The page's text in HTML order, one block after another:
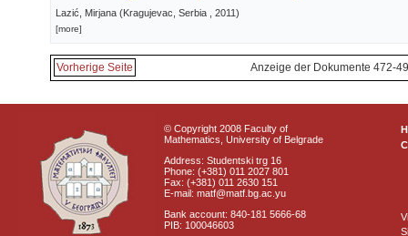
Lazić, Mirjana (Kragujevac, Serbia , 2011)
[more]
Vorherige Seite Anzeige der Dokumente 472-
© Copyright 2008 Faculty of
Mathematics, University of Belgrade
Address: Studentski trg 16
Phone: (+381) 011 2027 801
Fax: (+381) 011 2630 151
E-mail: matf@matf.bg.ac.yu
Bank account: 840-181 5666-68
PIB: 100046603